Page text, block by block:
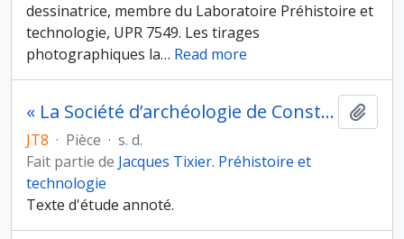
dessinatrice, membre du Laboratoire Préhistoire et
technologie, UPR 7549. Les tirages
photographiques la… Read more
« La Société d’archéologie de Constantine » par A Truillot
JT8 · Pièce · s. d.
Fait partie de Jacques Tixier. Préhistoire et
technologie
Texte d'étude annoté.